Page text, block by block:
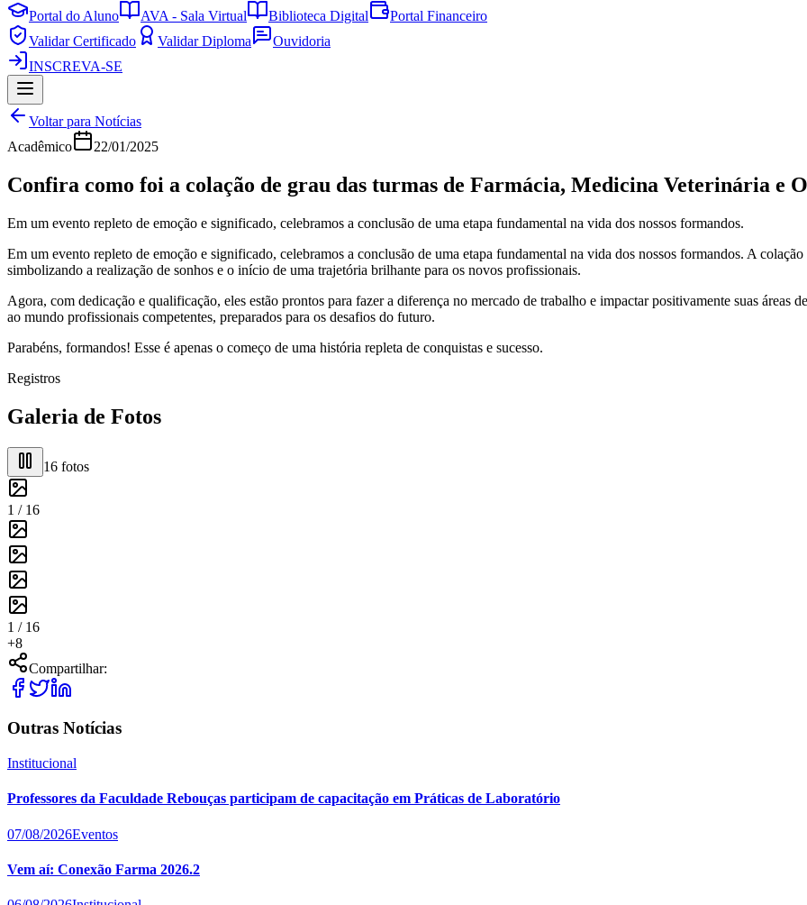
Portal do Aluno
AVA - Sala Virtual Biblioteca Digital
Portal Financeiro
Validar Certificado
Validar Diploma
Ouvidoria
INSCREVA-SE
Voltar para Notícias
Acadêmico
22/01/2025
Confira como foi a colação de grau das turmas de Farmácia, Medicina Veterinária e
Em um evento repleto de emoção e significado, celebramos a conclusão de uma etapa fundamental na vida dos nossos formandos.
Em um evento repleto de emoção e significado, celebramos a conclusão de uma etapa fundamental na vida dos nossos formandos. A
simbolizando a realização de sonhos e o início de uma trajetória brilhante para os novos profissionais.
Agora, com dedicação e qualificação, eles estão prontos para fazer a diferença no mercado de trabalho e impactar positivamente suas áreas
ao mundo profissionais competentes, preparados para os desafios do futuro.
Parabéns, formandos! Esse é apenas o começo de uma história repleta de conquistas e sucesso.
Registros
Galeria de Fotos
16 fotos
1 / 16
1 / 16
+8
Compartilhar:
Outras Notícias
Institucional
Professores da Faculdade Rebouças participam de capacitação em Práticas de Laboratório
07/08/2026Eventos
Vem aí: Conexão Farma 2026.2